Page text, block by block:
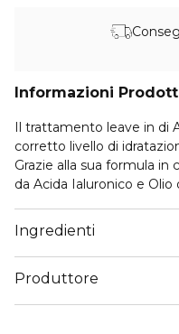
Informazioni
Il trattamento leave in di
corretto livello di
Grazie alla sua formula
da Acida Ialuronico e Olio
Ingredienti
Produttore